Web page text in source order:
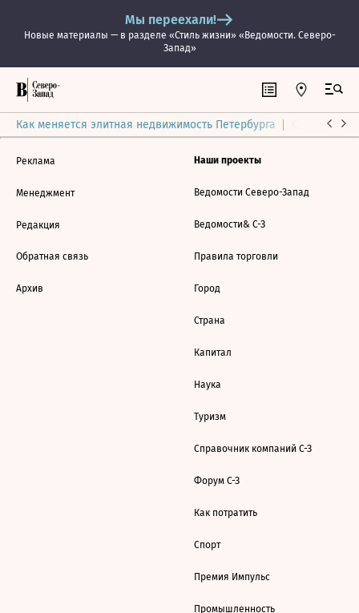
Мы переехали!
Новые материалы — в разделе «Стиль жизни» «Ведомости. Северо-
Запад»
Как меняется элитная недвижимость Петербурга Ситуация
Реклама
Менеджмент
Редакция
Обратная связь
Архив
Наши проекты
Ведомости Северо-Запад
Ведомости& С-З
Правила торговли
Город
Страна
Капитал
Наука
Туризм
Справочник компаний С-З
Форум С-З
Как потратить
Спорт
Премия Импульс
Промышленность